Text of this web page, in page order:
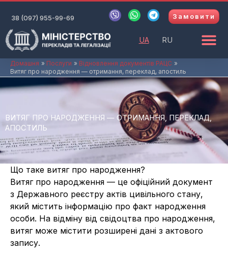
вмісту
38 (097) 955-99-69
V
i
W
h
a
p
p
T
e
r
a
m
Замовити
UA RU
Домашня Послуги
Відновлення документів РАЦС
Витяг про народження — отримання, переклад, апостиль
ВИТЯГ ПРО НАРОДЖЕННЯ — ОТРИМАННЯ, ПЕРЕКЛАД,
АПОСТИЛЬ
Що таке витяг про народження?
Витяг про народження — це офіційний документ
з Державного реєстру актів цивільного стану,
який містить інформацію про факт народження
особи. На відміну від свідоцтва про народження,
витяг може містити розширені дані з актового
запису.